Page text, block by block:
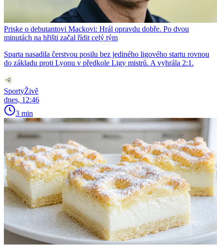
Priske o debutantovi Mackovi: Hrál opravdu dobře. Po dvou
minutách na hřišti začal řídit celý tým
Sparta nasadila čerstvou posilu bez jediného ligového startu rovnou
do základu proti Lyonu v předkole Ligy mistrů. A vyhrála 2:1.
SportyŽivě
dnes, 12:46
3 min